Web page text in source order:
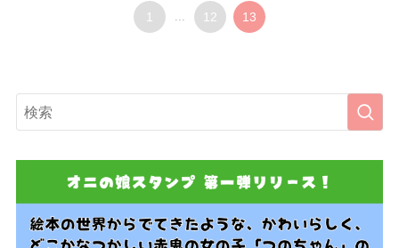
1 12 13